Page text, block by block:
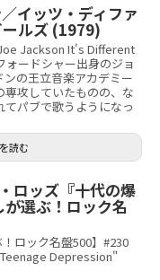
イッツ・ディファ
ールズ (1979)
Jackson It's Different
ォードシャー出身のジョ
の王立音楽アカデミー
攻していたものの、な
パブで歌うようになっ
読む
ロッズ『十代の爆
選ぶ！ロック名
！ロック名盤500】#230
Depression"